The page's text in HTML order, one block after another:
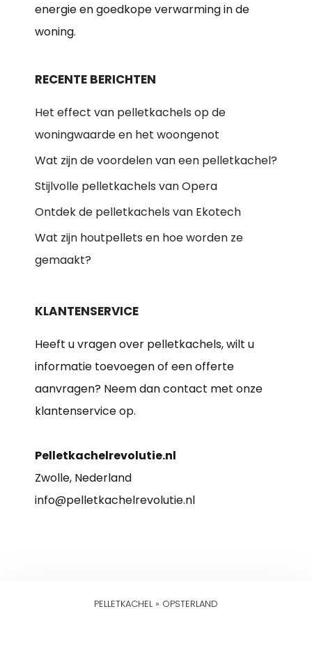
energie en goedkope verwarming in de
woning.
RECENTE BERICHTEN
Het effect van pelletkachels op de
woningwaarde en het woongenot
Wat zijn de voordelen van een pelletkachel?
Stijlvolle pelletkachels van Opera
Ontdek de pelletkachels van Ekotech
Wat zijn houtpellets en hoe worden ze
gemaakt?
KLANTENSERVICE
Heeft u vragen over pelletkachels, wilt u
informatie toevoegen of een offerte
aanvragen? Neem dan contact met onze
klantenservice op.
Pelletkachelrevolutie.nl
Zwolle, Nederland
info@pelletkachelrevolutie.nl
PELLETKACHEL» OPSTERLAND